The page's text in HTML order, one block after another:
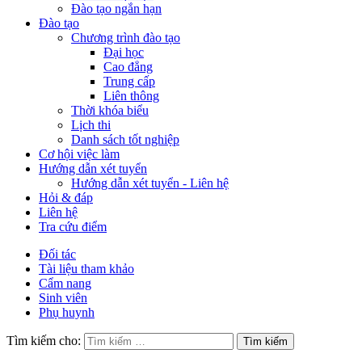
Đào tạo ngắn hạn
Đào tạo
Chương trình đào tạo
Đại học
Cao đẳng
Trung cấp
Liên thông
Thời khóa biểu
Lịch thi
Danh sách tốt nghiệp
Cơ hội việc làm
Hướng dẫn xét tuyển
Hướng dẫn xét tuyển - Liên hệ
Hỏi & đáp
Liên hệ
Tra cứu điểm
Đối tác
Tài liệu tham khảo
Cẩm nang
Sinh viên
Phụ huynh
Tìm kiếm cho: